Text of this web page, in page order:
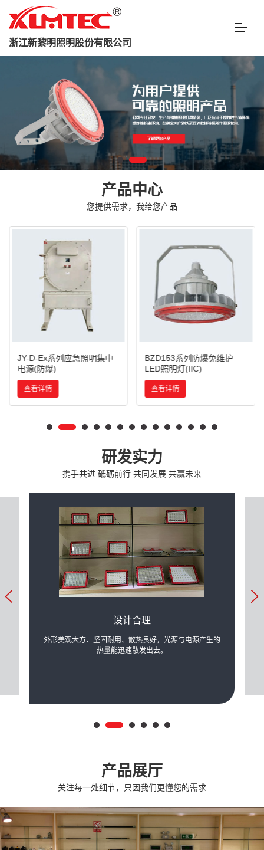
浙江新黎明照明股份有限公司
产品中心
您提供需求，我给您产品
JY-D-Ex系列应急照明集中
电源(防爆)
查看详情
BZD153系列防爆免维护
LED照明灯(IIC)
查看详情
研发实力
携手共进 砥砺前行 共同发展 共赢未来
设计合理
外形美观大方、坚固耐用、散热良好，光源与电源产生的
热量能迅速散发出去。
产品展厅
关注每一处细节，只因我们更懂您的需求